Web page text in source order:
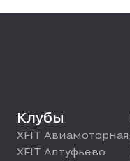
Клубы
XFIT Авиамоторная
XFIT Алтуфьево